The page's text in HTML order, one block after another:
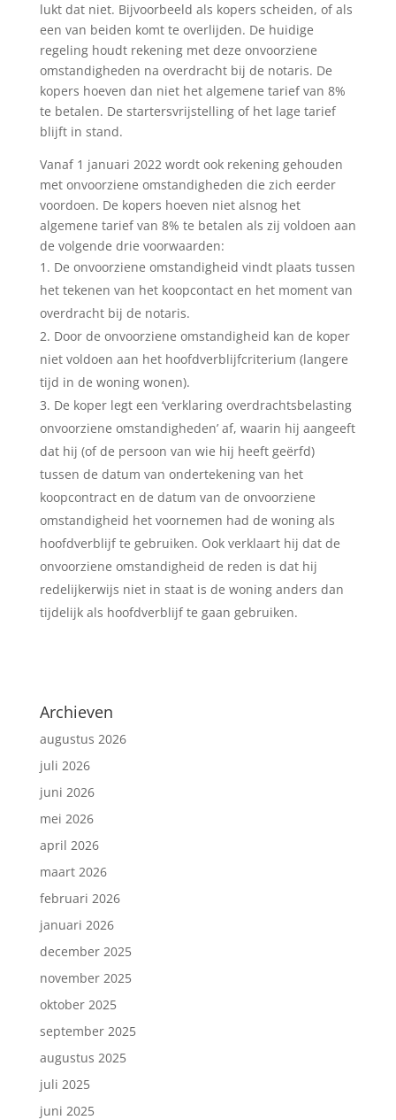
lukt dat niet. Bijvoorbeeld als kopers scheiden, of als
een van beiden komt te overlijden. De huidige
regeling houdt rekening met deze onvoorziene
omstandigheden na overdracht bij de notaris. De
kopers hoeven dan niet het algemene tarief van 8%
te betalen. De startersvrijstelling of het lage tarief
blijft in stand.
Vanaf 1 januari 2022 wordt ook rekening gehouden
met onvoorziene omstandigheden die zich eerder
voordoen. De kopers hoeven niet alsnog het
algemene tarief van 8% te betalen als zij voldoen aan
de volgende drie voorwaarden:
De onvoorziene omstandigheid vindt plaats tussen
het tekenen van het koopcontact en het moment van
overdracht bij de notaris.
Door de onvoorziene omstandigheid kan de koper
niet voldoen aan het hoofdverblijfcriterium (langere
tijd in de woning wonen).
De koper legt een ‘verklaring overdrachtsbelasting
onvoorziene omstandigheden’ af, waarin hij aangeeft
dat hij (of de persoon van wie hij heeft geërfd)
tussen de datum van ondertekening van het
koopcontract en de datum van de onvoorziene
omstandigheid het voornemen had de woning als
hoofdverblijf te gebruiken. Ook verklaart hij dat de
onvoorziene omstandigheid de reden is dat hij
redelijkerwijs niet in staat is de woning anders dan
tijdelijk als hoofdverblijf te gaan gebruiken.
Archieven
augustus 2026
juli 2026
juni 2026
mei 2026
april 2026
maart 2026
februari 2026
januari 2026
december 2025
november 2025
oktober 2025
september 2025
augustus 2025
juli 2025
juni 2025